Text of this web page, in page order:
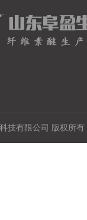
技有限公司 版权所有